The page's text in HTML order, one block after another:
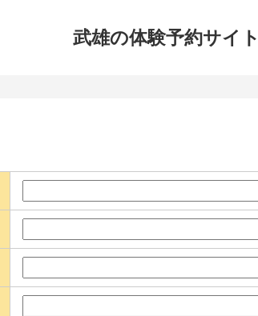
武雄の体験予約サイト